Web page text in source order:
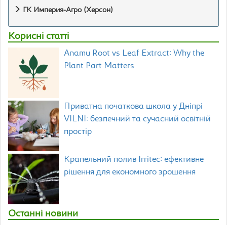
ГК Империя-Агро (Херсон)
Корисні статті
Anamu Root vs Leaf Extract: Why the
Plant Part Matters
Приватна початкова школа у Дніпрі
VILNI: безпечний та сучасний освітній
простір
Крапельний полив Irritec: ефективне
рішення для економного зрошення
Останні новини